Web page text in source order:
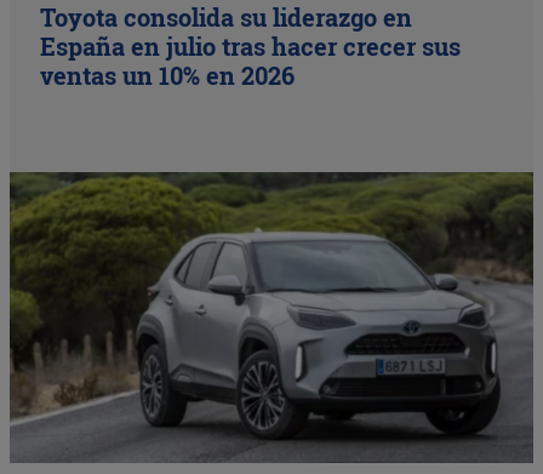
Toyota consolida su liderazgo en
España en julio tras hacer crecer sus
ventas un 10% en 2026